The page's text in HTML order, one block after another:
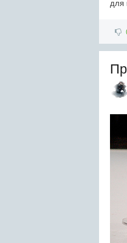
для